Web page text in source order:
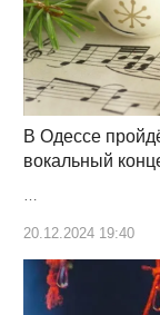
В Одессе
вокальный
…
20.12.2024 19:40